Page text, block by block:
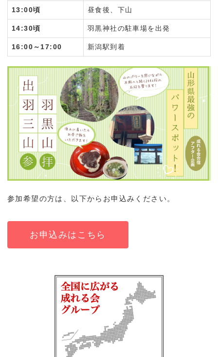
13:00頃 昼食後、下山
14:30頃 羽黒神社の駐車場を出発
16:00～17:00 新潟駅到着
参加希望の方は、以下からお申込みください。
お申込みはこちら